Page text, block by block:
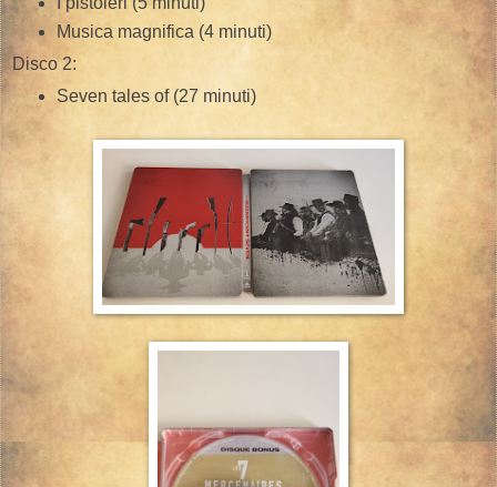
Musica magnifica (4 minuti)
Disco 2:
Seven tales of (27 minuti)